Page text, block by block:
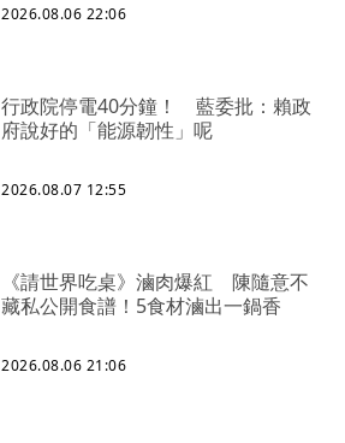
2026.08.06 22:06
行政院停電40分鐘！ 藍委批：賴政
府說好的「能源韌性」呢
2026.08.07 12:55
《請世界吃桌》滷肉爆紅 陳隨意不
藏私公開食譜！5食材滷出一鍋香
2026.08.06 21:06